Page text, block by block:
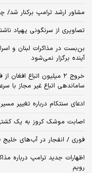
مشاور ارشد ترامپ برکنار
تصاویری از سرنگونی پهپاد
بن‌بست در مذاکرات لبنان و
آینده برگزار نمی‌شود
ساماندهی اتباع غیر مجاز با
ادعای سنتکام درباره تغییر مسیر 55 کشتی در تنگه هرمز
اصابت موشک کروز به یک
فوری / انفجار در آب‌های خلیج
اظهارات جدید ترامپ درباره
رویم